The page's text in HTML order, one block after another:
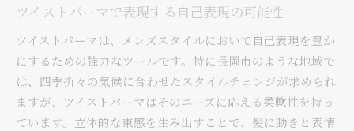
ツイストパーマで表現する自己表現の可能性
ツイストパーマは、メンズスタイルにおいて自己表現を豊か
にするための強力なツールです。特に長岡市のような地域で
は、四季折々の気候に合わせたスタイルチェンジが求められ
ますが、ツイストパーマはそのニーズに応える柔軟性を持っ
ています。立体的な束感を生み出すことで、髪に動きと表情